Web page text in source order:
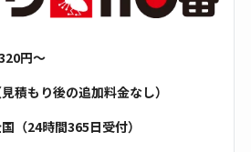
円〜
積もり後の追加料金なし）
（24時間365日受付）